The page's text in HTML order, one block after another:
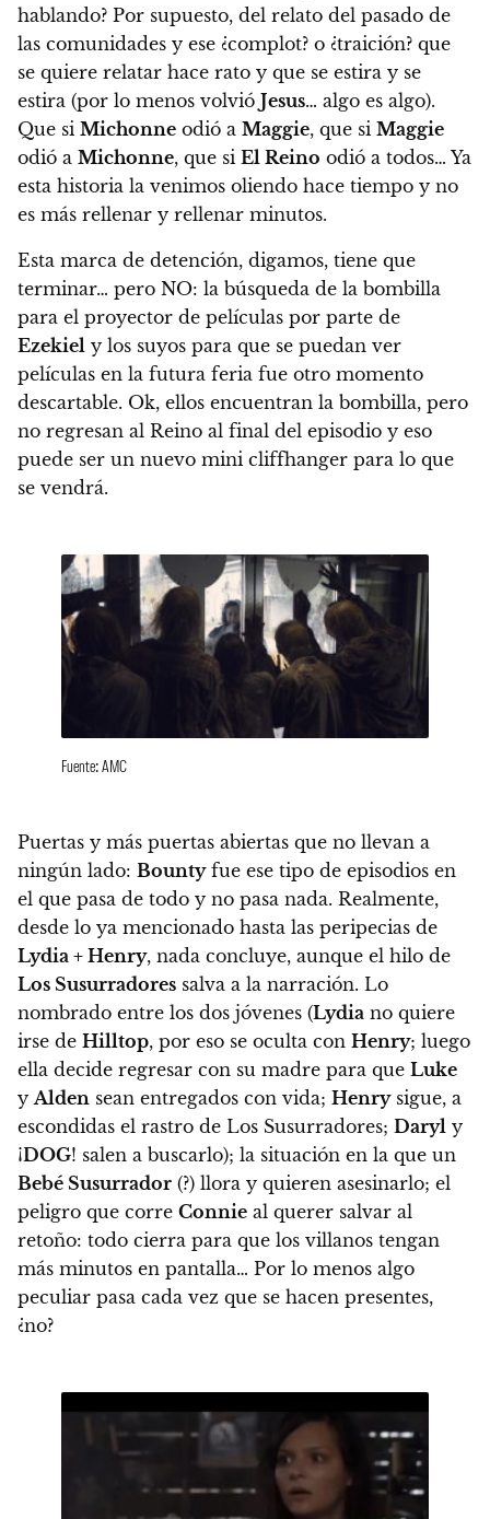
hablando? Por supuesto, del relato del pasado de
las comunidades y ese ¿complot? o ¿traición? que
se quiere relatar hace rato y que se estira y se
estira (por lo menos volvió Jesus… algo es algo).
Que si Michonne odió a Maggie, que si Maggie
odió a Michonne, que si El Reino odió a todos… Ya
esta historia la venimos oliendo hace tiempo y no
es más rellenar y rellenar minutos.
Esta marca de detención, digamos, tiene que
terminar… pero NO: la búsqueda de la bombilla
para el proyector de películas por parte de
Ezekiel y los suyos para que se puedan ver
películas en la futura feria fue otro momento
descartable. Ok, ellos encuentran la bombilla, pero
no regresan al Reino al final del episodio y eso
puede ser un nuevo mini cliffhanger para lo que
se vendrá.
Fuente: AMC
Puertas y más puertas abiertas que no llevan a
ningún lado: Bountyfue ese tipo de episodios en
el que pasa de todo y no pasa nada. Realmente,
desde lo ya mencionado hasta las peripecias de
Lydia + Henry, nada concluye, aunque el hilo de
Los Susurradores salva a la narración. Lo
nombrado entre los dos jóvenes (Lydia no quiere
irse de Hilltop, por eso se oculta con Henry; luego
ella decide regresar con su madre para que Luke
yAlden sean entregados con vida; Henrysigue, a
escondidas el rastro de Los Susurradores; Daryl y
¡DOG! salen a buscarlo); la situación en la que un
Bebé Susurrador (?) llora y quieren asesinarlo; el
peligro que corre Connie al querer salvar al
retoño: todo cierra para que los villanos tengan
más minutos en pantalla… Por lo menos algo
peculiar pasa cada vez que se hacen presentes,
¿no?